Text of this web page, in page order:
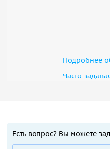
Подробнее
Часто
Есть вопрос? Вы можете